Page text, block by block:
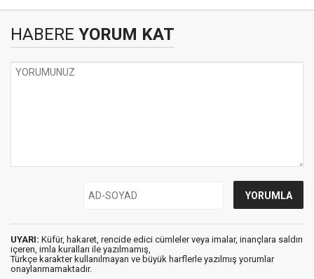
HABERE YORUM KAT
UYARI: Küfür, hakaret, rencide edici cümleler veya imalar, inançlara saldırı
içeren, imla kuralları ile yazılmamış,
Türkçe karakter kullanılmayan ve büyük harflerle yazılmış yorumlar
onaylanmamaktadır.